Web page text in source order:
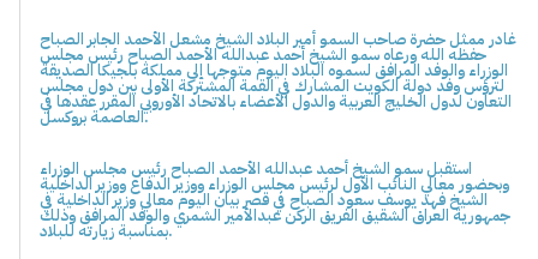
غادر ممثل حضرة صاحب السمو أمير البلاد الشيخ مشعل الأحمد الجابر الصباح
حفظه الله ورعاه سمو الشيخ أحمد عبدالله الأحمد الصباح رئيس مجلس
الوزراء والوفد المرافق لسموه البلاد اليوم متوجها إلى مملكة بلجيكا الصديقة
لترؤس وفد دولة الكويت المشارك في القمة المشتركة الأولى بين دول مجلس
التعاون لدول الخليج العربية والدول الأعضاء بالاتحاد الأوروبي المقرر عقدها في
العاصمة بروكسل.
استقبل سمو الشيخ أحمد عبدالله الأحمد الصباح رئيس مجلس الوزراء
وبحضور معالي النائب الأول لرئيس مجلس الوزراء ووزير الدفاع ووزير الداخلية
الشيخ فهد يوسف سعود الصباح في قصر بيان اليوم معالي وزير الداخلية في
جمهورية العراق الشقيق الفريق الركن عبدالأمير الشمري والوفد المرافق وذلك
بمناسبة زيارته للبلاد.